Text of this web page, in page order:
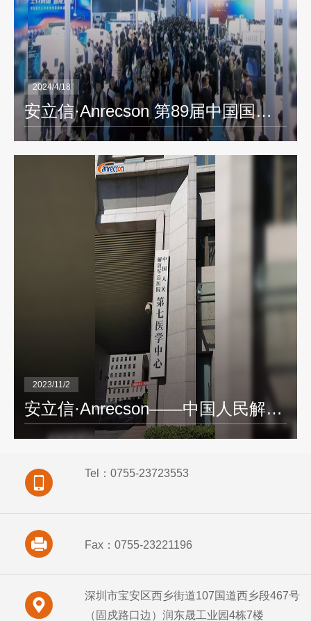
2024/4/18
安立信·Anrecson 第89届中国国际医疗器械春季博览会（CMEF）————医疗行业的显示解决方案品牌供应商
2023/11/2
安立信·Anrecson——中国人民解放军总医院 第七医学中心 27寸4K高清医用监视器项目
Tel：0755-23723553
Fax：0755-23221196
深圳市宝安区西乡街道107国道西乡段467号
（固戍路口边）润东晟工业园4栋7楼